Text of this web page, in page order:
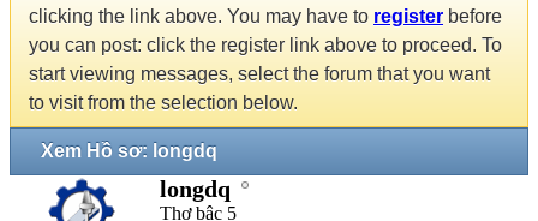
clicking the link above. You may have to register before
you can post: click the register link above to proceed. To
start viewing messages, select the forum that you want
to visit from the selection below.
Xem Hồ sơ: longdq
longdq
Thợ bậc 5